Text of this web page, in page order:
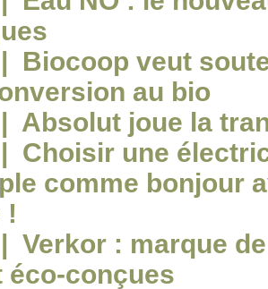
| Biocoop veut
au bio
| Absolut joue la
| Choisir une
comme bonjour
!
| Verkor : marque
éco-conçues